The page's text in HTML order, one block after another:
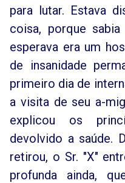
para lutar. Estava
coisa, porque
esperava era um
de insanidade
primeiro dia de
a visita de seu a-
explicou os
devolvido a saúde.
retirou, o Sr. "X"
profunda ainda,